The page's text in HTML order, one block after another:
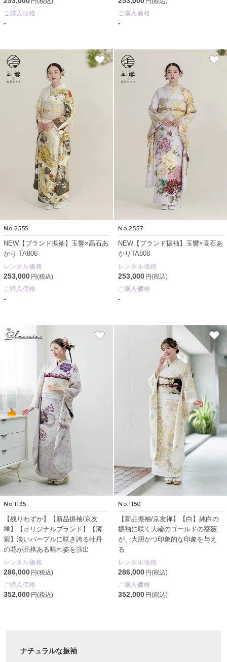
ご購入価格
-
ご購入価格
-
No.2555
NEW【ブランド振袖】玉響×高石あ
かり TA806
レンタル価格
253,000 円(税込)
ご購入価格
-
No.2557
NEW【ブランド振袖】玉響×高石あ
かりTA808
レンタル価格
253,000 円(税込)
ご購入価格
-
No.1135
【残りわずか】【新品振袖/京友
禅】【オリジナルブランド】【薄
紫】淡いパープルに咲き誇る牡丹
の花が品格ある晴れ姿を演出
レンタル価格
286,000 円(税込)
ご購入価格
352,000 円(税込)
No.1150
【新品振袖/京友禅】【白】純白の
振袖に咲く大輪のゴールドの薔薇
が、大胆かつ印象的な印象を与え
る
レンタル価格
286,000 円(税込)
ご購入価格
352,000 円(税込)
ナチュラルな振袖